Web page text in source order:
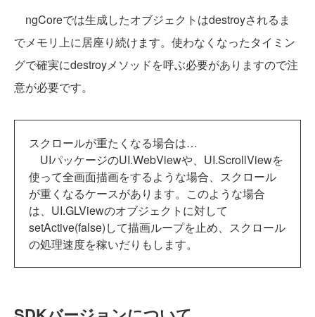
ngCoreでは生成したオブジェクトはdestroyされるま
でメモリ上に居座り続けます。使わなくなったタイミン
グで確実にdestroyメソッドを呼ぶ必要がありますので注
意が必要です。
スクロールが重たくなる場合は…
UIパッケージのUI.WebViewや、UI.ScrollViewを
使って全画面描画をするような場合、スクロール
が重くなるケースがあります。このような場合
は、UI.GLViewのオブジェクトに対して
setActive(false)して描画ループを止め、スクロール
の処理速度を稼いだりもします。